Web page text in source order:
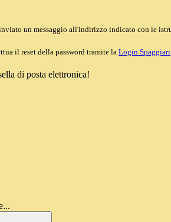
un messaggio all'indirizzo indicato con le
il reset della password tramite la Login Spaggiari
di posta elettronica!